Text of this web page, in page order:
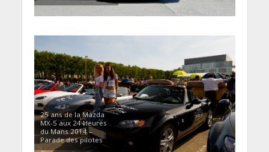
25 ans de la Mazda
MX-5 aux 24 Heures
du Mans 2014 –
Parade des pilotes